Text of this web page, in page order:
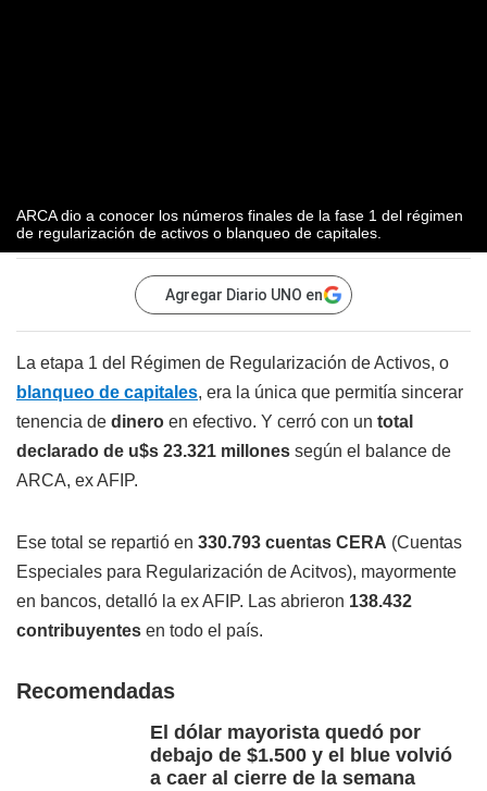
ARCA dio a conocer los números finales de la fase 1 del régimen
de regularización de activos o blanqueo de capitales.
Agregar Diario UNO en
La etapa 1 del Régimen de Regularización de Activos, o
blanqueo de capitales, era la única que permitía sincerar
tenencia de dinero en efectivo. Y cerró con un total
declarado de u$s 23.321 millones según el balance de
ARCA, ex AFIP.
Ese total se repartió en 330.793 cuentas CERA (Cuentas
Especiales para Regularización de Acitvos), mayormente
en bancos, detalló la ex AFIP. Las abrieron 138.432
contribuyentes en todo el país.
Recomendadas
El dólar mayorista quedó por
debajo de $1.500 y el blue volvió
a caer al cierre de la semana